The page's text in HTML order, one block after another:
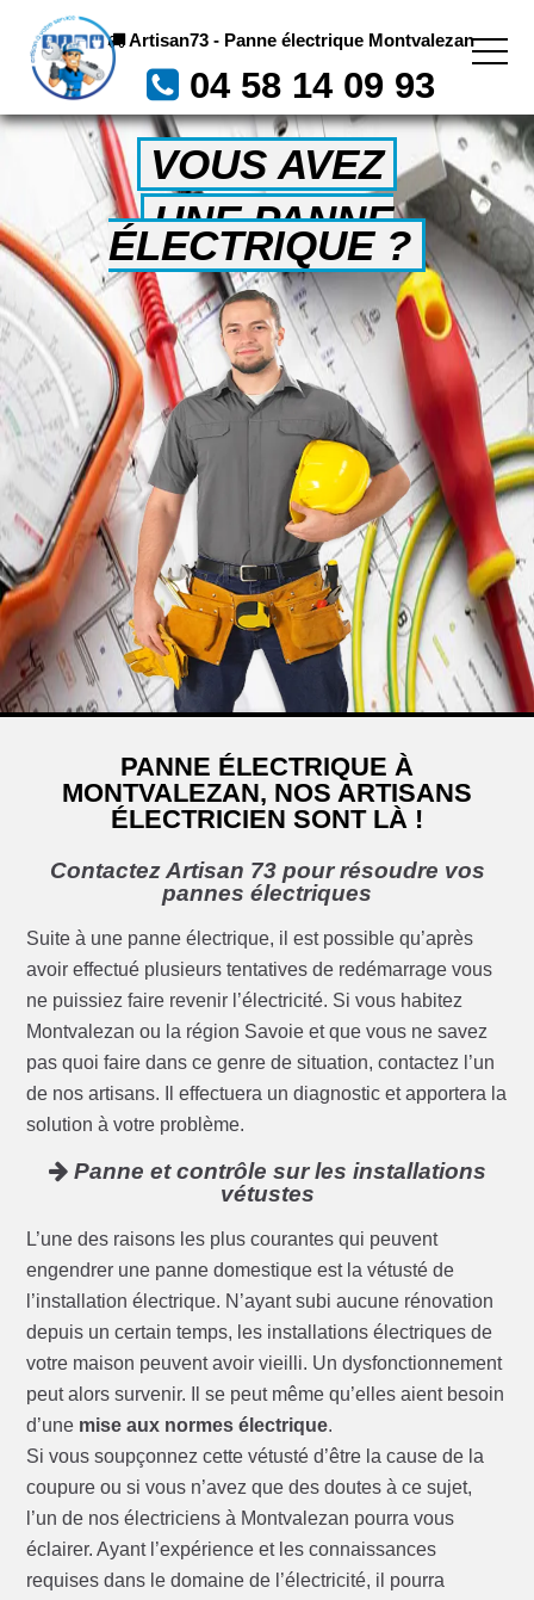
Artisan73 - Panne électrique Montvalezan
04 58 14 09 93
VOUS AVEZ
UNE PANNE
ÉLECTRIQUE ?
PANNE ÉLECTRIQUE À
MONTVALEZAN, NOS ARTISANS
ÉLECTRICIEN SONT LÀ !
Contactez Artisan 73 pour résoudre vos
pannes électriques
Suite à une panne électrique, il est possible qu’après
avoir effectué plusieurs tentatives de redémarrage vous
ne puissiez faire revenir l’électricité. Si vous habitez
Montvalezan ou la région Savoie et que vous ne savez
pas quoi faire dans ce genre de situation, contactez l’un
de nos artisans. Il effectuera un diagnostic et apportera la
solution à votre problème.
Panne et contrôle sur les installations
vétustes
L’une des raisons les plus courantes qui peuvent
engendrer une panne domestique est la vétusté de
l’installation électrique. N’ayant subi aucune rénovation
depuis un certain temps, les installations électriques de
votre maison peuvent avoir vieilli. Un dysfonctionnement
peut alors survenir. Il se peut même qu’elles aient besoin
d’une mise aux normes électrique.
Si vous soupçonnez cette vétusté d’être la cause de la
coupure ou si vous n’avez que des doutes à ce sujet,
l’un de nos électriciens à Montvalezan pourra vous
éclairer. Ayant l’expérience et les connaissances
requises dans le domaine de l’électricité, il pourra